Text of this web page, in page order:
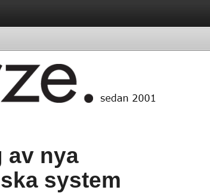
av nya
system